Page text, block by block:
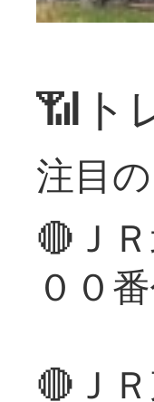
📶ト
注目
🔴Ｊ
００
🔴Ｊ